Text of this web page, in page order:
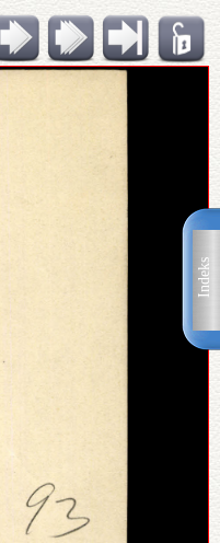
Indeks